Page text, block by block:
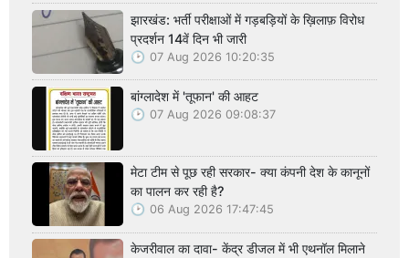
झारखंड: भर्ती परीक्षाओं में गड़बड़ियों के ख़िलाफ़ विरोध
प्रदर्शन 14वें दिन भी जारी
07 Aug 2026 10:20:35
बांग्लादेश में 'तूफान' की आहट
07 Aug 2026 09:08:37
मेटा टीम से पूछ रही सरकार- क्या कंपनी देश के कानूनों
का पालन कर रही है?
06 Aug 2026 17:47:45
केजरीवाल का दावा- केंद्र डीजल में भी एथनॉल मिलाने